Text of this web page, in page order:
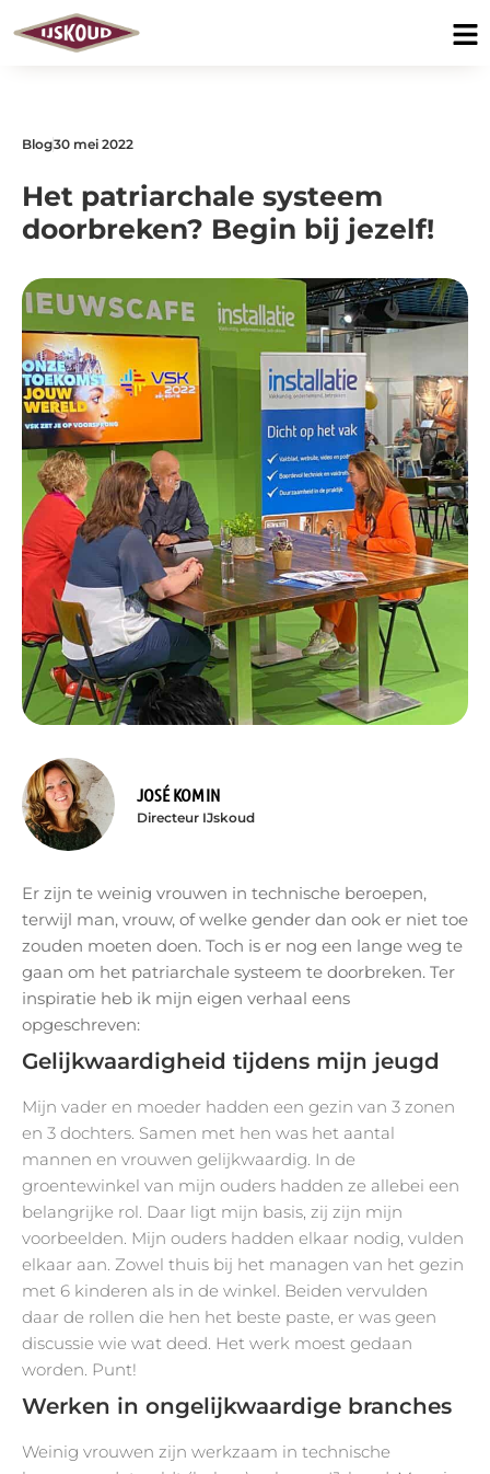
Blog30 mei 2022
Het patriarchale systeem
doorbreken? Begin bij jezelf!
JOSÉ KOMIN
Directeur IJskoud
Er zijn te weinig vrouwen in technische beroepen,
terwijl man, vrouw, of welke gender dan ook er niet toe
zouden moeten doen. Toch is er nog een lange weg te
gaan om het patriarchale systeem te doorbreken. Ter
inspiratie heb ik mijn eigen verhaal eens
opgeschreven:
Gelijkwaardigheid tijdens mijn jeugd
Mijn vader en moeder hadden een gezin van 3 zonen
en 3 dochters. Samen met hen was het aantal
mannen en vrouwen gelijkwaardig. In de
groentewinkel van mijn ouders hadden ze allebei een
belangrijke rol. Daar ligt mijn basis, zij zijn mijn
voorbeelden. Mijn ouders hadden elkaar nodig, vulden
elkaar aan. Zowel thuis bij het managen van het gezin
met 6 kinderen als in de winkel. Beiden vervulden
daar de rollen die hen het beste paste, er was geen
discussie wie wat deed. Het werk moest gedaan
worden. Punt!
Werken in ongelijkwaardige branches
Weinig vrouwen zijn werkzaam in technische